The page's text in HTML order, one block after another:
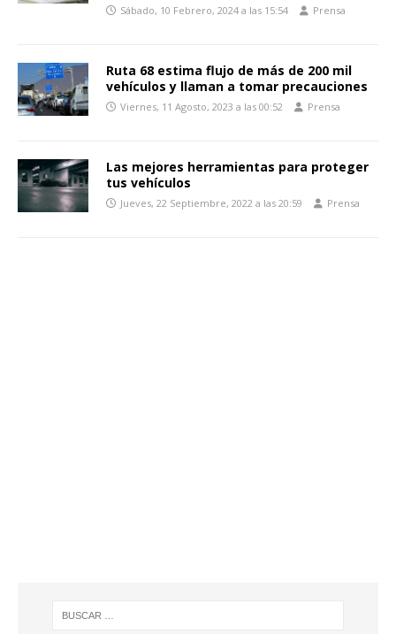
Sábado, 10 Febrero, 2024 a las 15:54 Prensa
Ruta 68 estima flujo de más de 200 mil
vehículos y llaman a tomar precauciones
Viernes, 11 Agosto, 2023 a las 00:52 Prensa
Las mejores herramientas para proteger
tus vehículos
Jueves, 22 Septiembre, 2022 a las 20:59 Prensa